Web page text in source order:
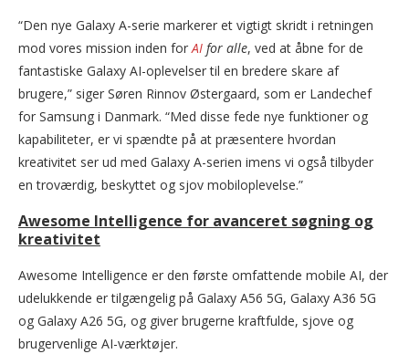
“Den nye Galaxy A-serie markerer et vigtigt skridt i retningen
mod vores mission inden forAI for alle, ved at åbne for de
fantastiske Galaxy AI-oplevelser til en bredere skare af
brugere,” siger Søren Rinnov Østergaard, som er Landechef
for Samsung i Danmark. “Med disse fede nye funktioner og
kapabiliteter, er vi spændte på at præsentere hvordan
kreativitet ser ud med Galaxy A-serien imens vi også tilbyder
en troværdig, beskyttet og sjov mobiloplevelse.”
Awesome Intelligence for avanceret søgning og
kreativitet
Awesome Intelligence er den første omfattende mobile AI, der
udelukkende er tilgængelig på Galaxy A56 5G, Galaxy A36 5G
og Galaxy A26 5G, og giver brugerne kraftfulde, sjove og
brugervenlige AI-værktøjer.